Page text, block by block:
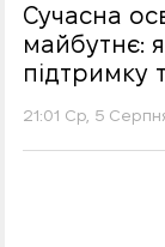
Сучасна
майбутнє:
підтримку
21:01 Ср, 5